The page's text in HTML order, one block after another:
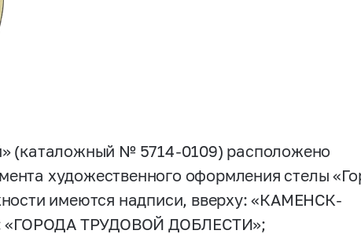
(каталожный № 5714-0109) расположено
художественного оформления стелы
имеются надписи, вверху: «КАМЕНСК-
«ГОРОДА ТРУДОВОЙ ДОБЛЕСТИ»;